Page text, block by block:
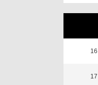
16
17